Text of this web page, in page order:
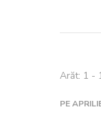
Arăt: 1 -
PE